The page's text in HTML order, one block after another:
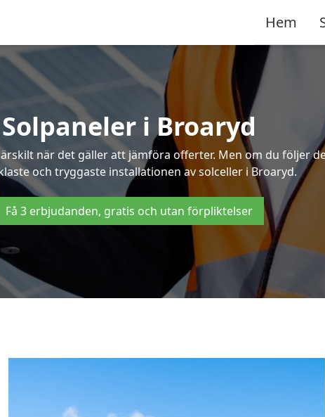
Hem
Solpaneler i Broaryd
när det gäller att jämföra offerter. Men om du följer
och tryggaste installationen av solceller i Broaryd.
Få 3 erbjudanden, gratis och utan förpliktelser